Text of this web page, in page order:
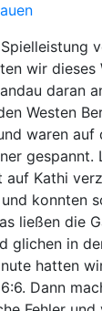
wir dieses
daran
Westen
waren auf
gespannt.
auf Kathi
konnten
ließen die
glichen in
hatten
Dann